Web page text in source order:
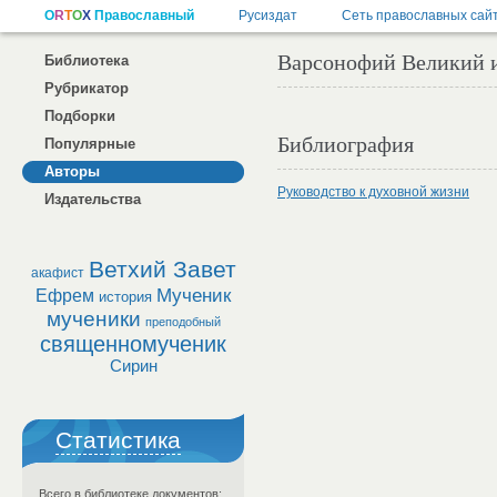
Библиотека
Рубрикатор
Подборки
Популярные
Авторы
Издательства
акафист Ветхий Завет
Ефрем история Мученик
мученики преподобный
священномученик
Сирин
Статистика
Всего в библиотеке документов:
Варсонофий Великий
Библиография
Руководство к духовной жизни